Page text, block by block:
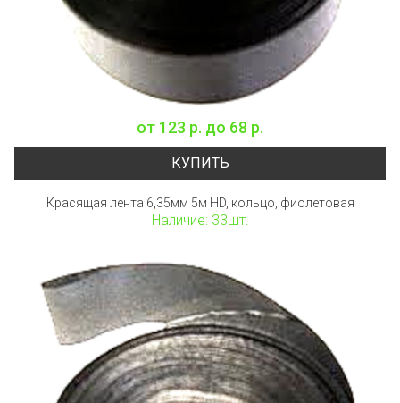
от 123 р. до 68 р.
КУПИТЬ
Красящая лента 6,35мм 5м HD, кольцо, фиолетовая
Наличие: 33шт.